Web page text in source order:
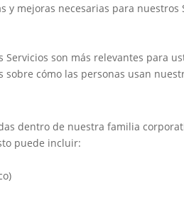
mejoras necesarias para nuestros
son más relevantes para
cómo las personas usan
dentro de nuestra familia
puede incluir: